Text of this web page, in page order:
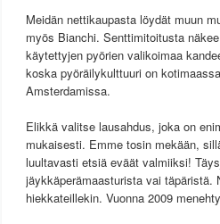
Meidän nettikaupasta löydät muun
myös Bianchi. Senttimitoitusta
käytettyjen pyörien valikoimaa
koska pyöräilykulttuuri on
Amsterdamissa.
Elikkä valitse lausahdus, joka on
mukaisesti. Emme tosin mekään,
luultavasti etsiä eväät valmiiksi!
jäykkäperämaasturista vai täpäristä.
hiekkateillekin. Vuonna 2009